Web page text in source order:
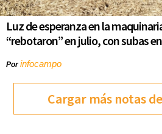
Luz de esperanza en la
“rebotaron” en julio, con subas
Porinfocampo
Cargar más notas